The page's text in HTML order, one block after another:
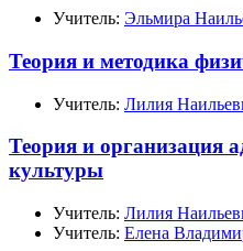
Учитель: Эльмира
Теория и методика
Учитель: Лилия
Теория и организация
культуры
Учитель: Лилия
Учитель: Елена